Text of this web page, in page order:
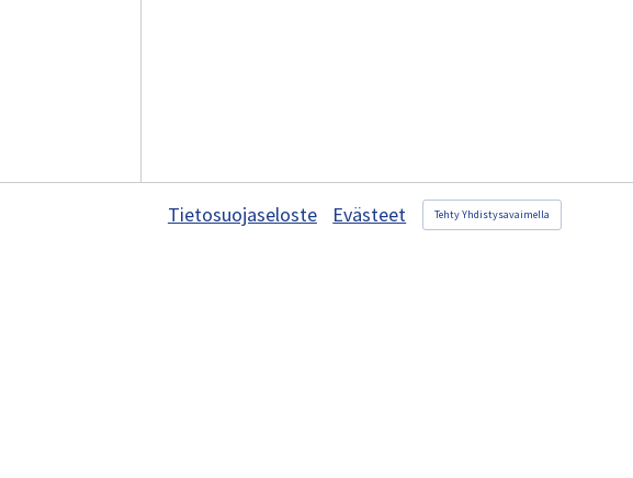
Tietosuojaseloste Evästeet Tehty Yhdistysavaimella